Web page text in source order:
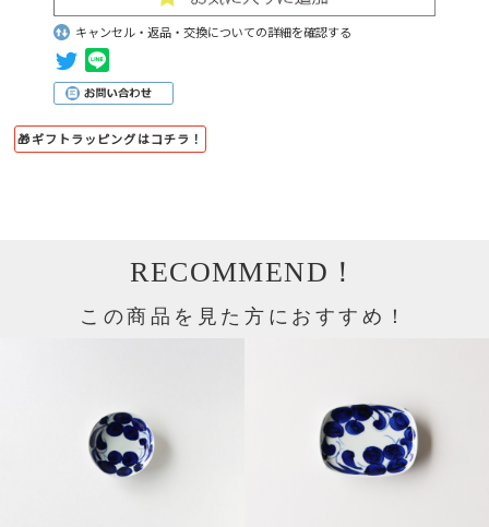
キャンセル・返品・交換についての詳細を確認する
🎁ギフトラッピングはコチラ！
RECOMMEND！
この商品を見た方におすすめ！